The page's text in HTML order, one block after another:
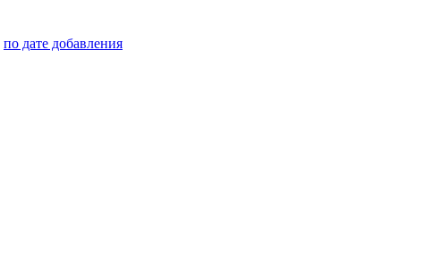
по дате добавления